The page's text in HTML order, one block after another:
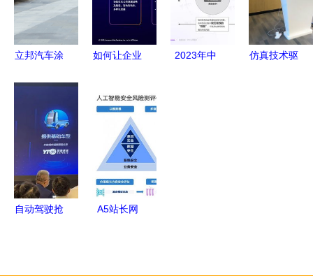
航中国杰出
保险服务
奖”
实践路径
用服务
能机器人标
杆企业与应
用场景推荐
立邦汽车涂
化市场十大
应用企
业”称号，
引领科技推
广新浪潮
如何让企业
马逊云科技
助力云管理
服务商加速
成长
2023年中
仿真技术驱
自动驾驶抢
A5站长网